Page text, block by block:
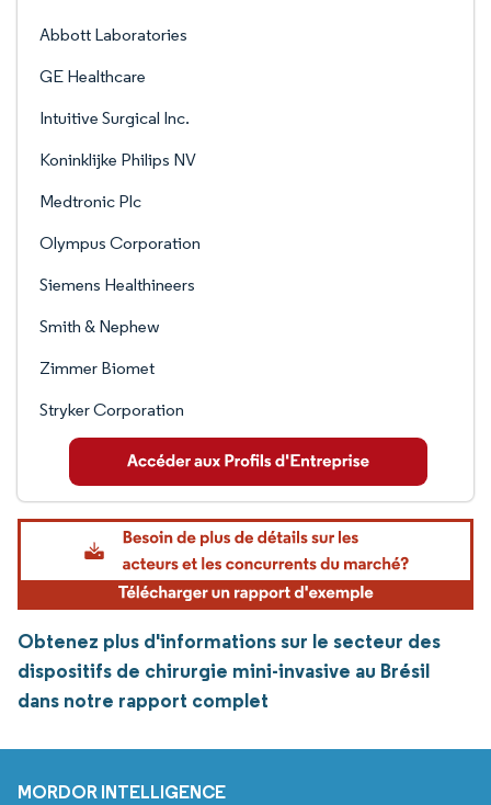
Abbott Laboratories
GE Healthcare
Intuitive Surgical Inc.
Koninklijke Philips NV
Medtronic Plc
Olympus Corporation
Siemens Healthineers
Smith & Nephew
Zimmer Biomet
Stryker Corporation
Obtenez plus d'informations sur le secteur des
dispositifs de chirurgie mini-invasive au Brésil
dans notre rapport complet
MORDOR INTELLIGENCE